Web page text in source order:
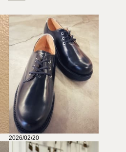
2026/02/20